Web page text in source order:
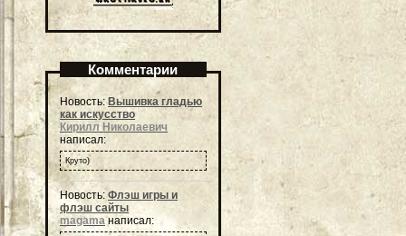
Комментарии
Новость:Вышивка гладью
как искусство
Кирилл Николаевич
написал:
Круто)
Новость: Флэш игры и
флэш сайты
magamaнаписал: